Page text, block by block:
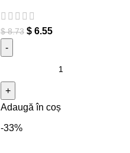
$8.73 $ 6.55
Cantitate Mostra SURAA-
ALCHEMY OF LOVE
Collection
Adaugă în coș
-33%